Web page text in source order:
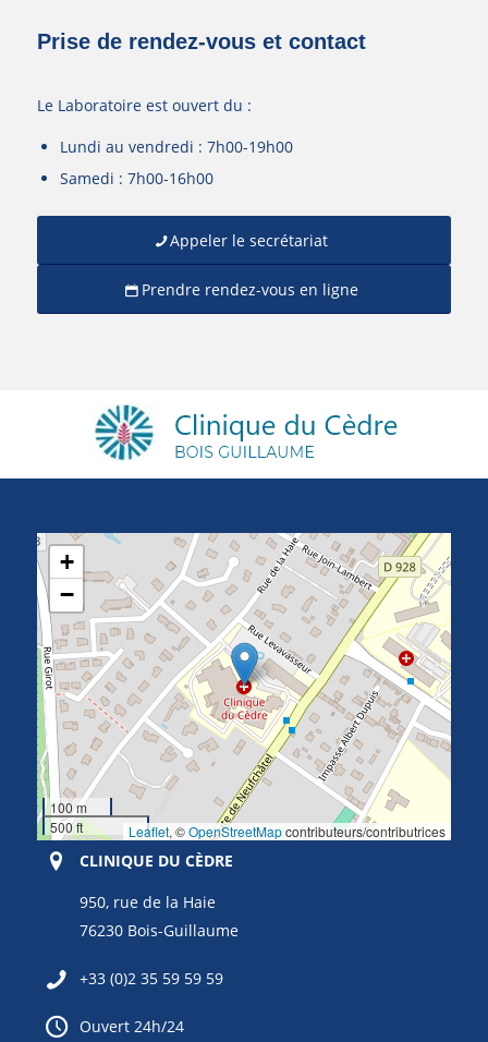
Prise de rendez-vous et contact
Le Laboratoire est ouvert du :
Lundi au vendredi : 7h00-19h00
Samedi : 7h00-16h00
Appeler le secrétariat
Prendre rendez-vous en ligne
+
−
100 m
500 ft
Leaflet, ©OpenStreetMapcontributeurs/contributrices
CLINIQUE DU CÈDRE
950, rue de la Haie
76230 Bois-Guillaume
+33 (0)2 35 59 59 59
Ouvert 24h/24